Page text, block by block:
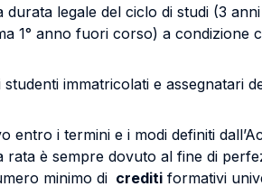
legale del ciclo di studi (3
1° anno fuori corso) a
immatricolati e assegnatari
entro i termini e i modi definiti
è sempre dovuto al fine di
minimo di crediti formativi